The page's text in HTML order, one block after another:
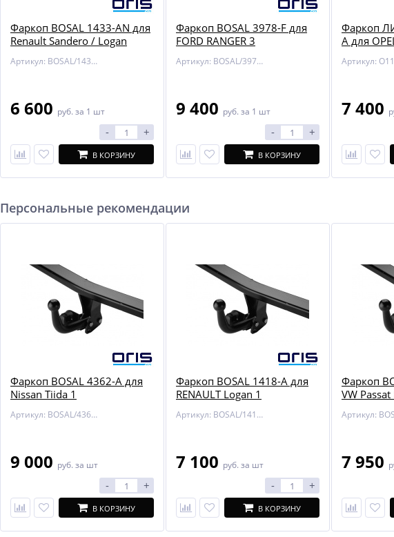
Фаркоп BOSAL 1433-AN для
Renault Sandero / Logan
Артикул: BOSAL/1433-AN
6 600 руб. за 1 шт
- +
В КОРЗИНУ
Фаркоп BOSAL 3978-F для
FORD RANGER 3
Артикул: BOSAL/3978-F
9 400 руб. за 1 шт
- +
В КОРЗИНУ
Фаркоп
A для
Артикул:
7 400
Персональные рекомендации
Фаркоп BOSAL 4362-A для
Nissan Tiida 1
Артикул: BOSAL/4362-A
9 000 руб. за шт
- +
В КОРЗИНУ
Фаркоп BOSAL 1418-A для
RENAULT Logan 1
Артикул: BOSAL/1418-A
7 100 руб. за шт
- +
В КОРЗИНУ
Фаркоп
VW Passat
7 950